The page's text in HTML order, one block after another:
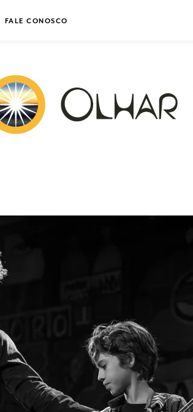
FALE CONOSCO